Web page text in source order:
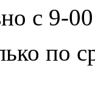
с 9-
по